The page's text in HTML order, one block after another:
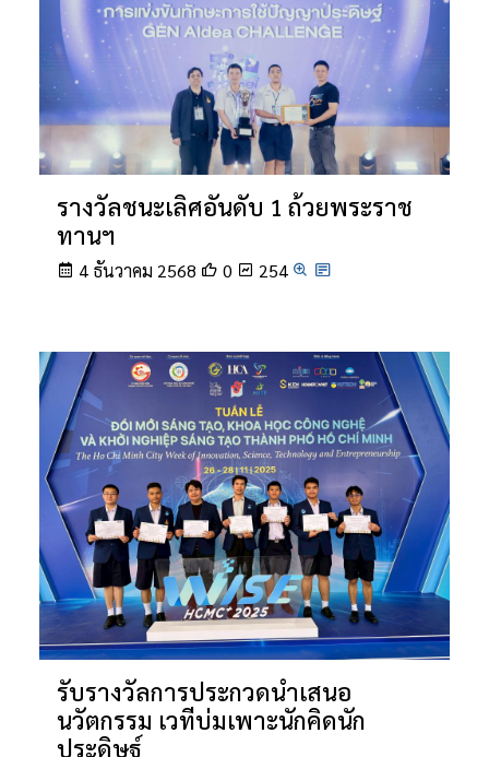
รางวัลชนะเลิศอันดับ 1 ถ้วยพระราช
ทานฯ
4 ธันวาคม 2568 0 254
รับรางวัลการประกวดนำเสนอ
นวัตกรรม เวทีบ่มเพาะนักคิดนัก
ประดิษฐ์